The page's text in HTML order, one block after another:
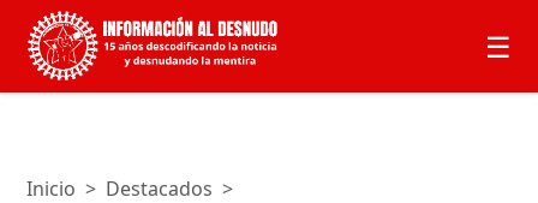
☰
Inicio > Destacados >